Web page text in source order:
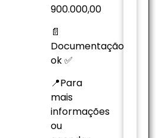
900.000,00
📄
Documentação
ok ✅
📍Para
mais
informações
ou